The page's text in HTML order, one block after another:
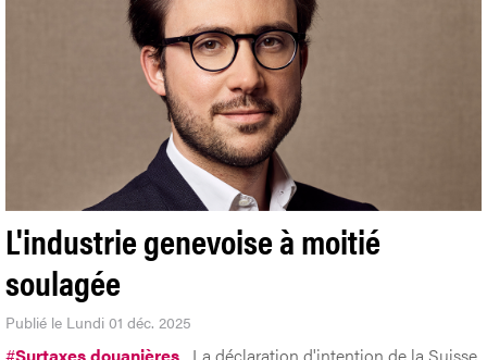
L'industrie genevoise à moitié
soulagée
Publié le Lundi 01 déc. 2025